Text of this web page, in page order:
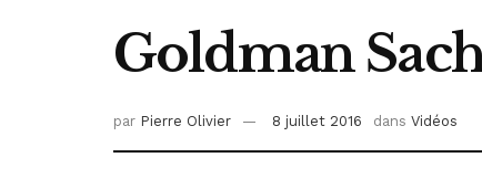
Goldman
par Pierre Olivier 8 juillet 2016 dans Vidéos